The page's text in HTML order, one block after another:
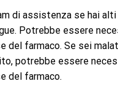
di assistenza se hai
Potrebbe essere
del farmaco. Se sei
potrebbe essere
del farmaco.